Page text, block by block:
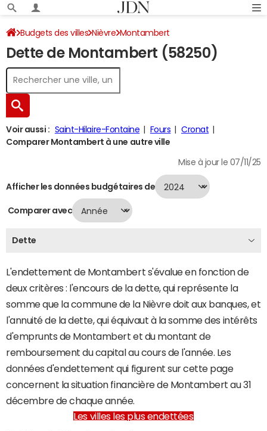
Budgets des villes Nièvre Montambert
Dette au 31/12/2024
Dette de Montambert (58250)
Voir aussi : Saint-Hilaire-Fontaine Fours
Cronat
Comparer Montambert à une autre ville
Mise à jour le 07/11/25
Afficher les données budgétaires de
Comparer avec
Dette
L'endettement de Montambert s'évalue en fonction de
deux critères : l'encours de la dette, qui représente la
somme que la commune de la Nièvre doit aux banques, et
l'annuité de la dette, qui équivaut à la somme des intérêts
d'emprunts de Montambert et du montant de
remboursement du capital au cours de l'année. Les
données d'endettement qui figurent sur cette page
concernent la situation financière de Montambert au 31
décembre de chaque année.
Les villes les plus endettées